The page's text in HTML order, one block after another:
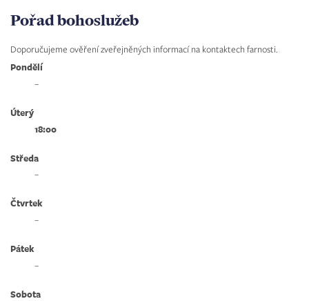
Pořad bohoslužeb
Doporučujeme ověření zveřejněných informací na kontaktech farnosti.
Pondělí
–
Úterý
18:00
Středa
–
Čtvrtek
–
Pátek
–
Sobota